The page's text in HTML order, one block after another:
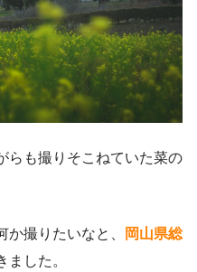
らも撮りそこねていた菜の
撮りたいなと、
岡山県総
ました。